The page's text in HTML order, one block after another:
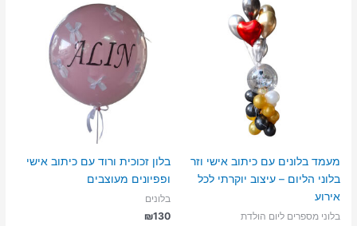
מעמד בלונים עם כיתוב אישי וזר
בלוני הליום – עיצוב יוקרתי לכל
אירוע
בלוני מספרים ליום הולדת
בלון זכוכית ורוד עם כיתוב אישי
ופפיונים מעוצבים
בלונים
₪130